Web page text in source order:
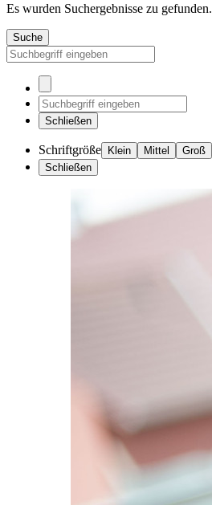
Es wurden Suchergebnisse zu gefunden.
Suche
Schließen
Schriftgröße Klein Mittel
Groß
Schließen